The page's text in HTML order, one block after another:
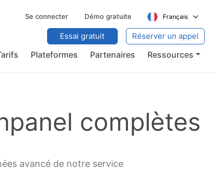
Se connecter Démo gratuite Français
Plateformes Partenaires Ressources
Essai gratuit Réserver un appel
complètes
avancé de notre service